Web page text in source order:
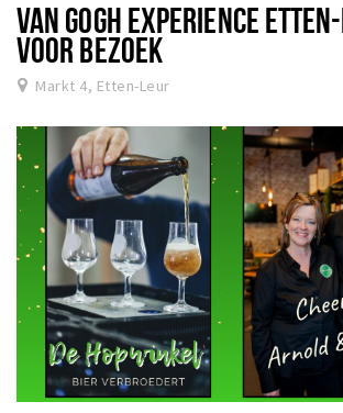
VAN GOGH EXPERIENCE
VOOR BEZOEK
Markt 4, Etten-Leur